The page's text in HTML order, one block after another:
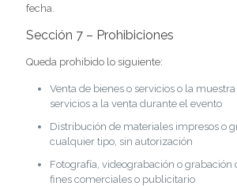
fecha.
Sección 7 – Prohibiciones
Queda prohibido lo siguiente:
Venta de bienes o servicios o la
servicios a la venta durante el evento
Distribución de materiales impresos o
cualquier tipo, sin autorización
Fotografía, videograbación o grabación
fines comerciales o publicitario